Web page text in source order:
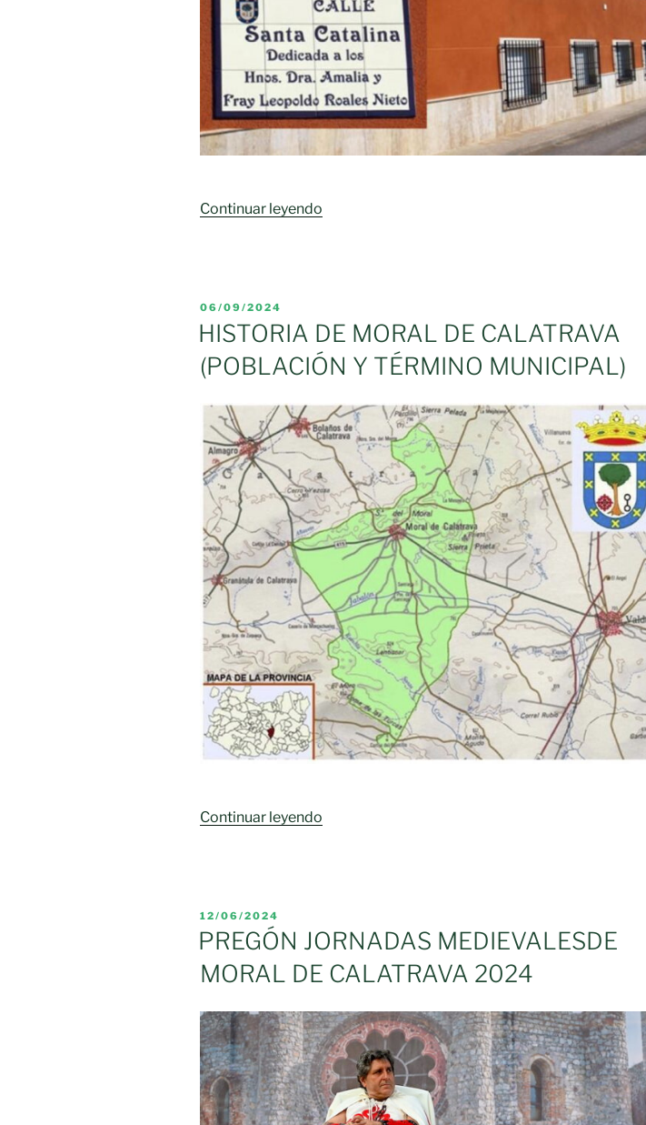
Continuar leyendo
MORAL»
PUBLICADO
EL
06/09/2024
HISTORIA DE MORAL DE CALATRAVA
(POBLACIÓN Y TÉRMINO MUNICIPAL)
Continuar leyendo
Y
TÉRMINO
PUBLICADO
EL
12/06/2024
PREGÓN JORNADAS MEDIEVALESDE
MORAL DE CALATRAVA 2024